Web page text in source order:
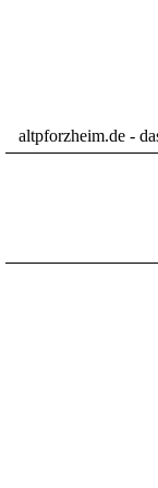
altpforzheim.de -